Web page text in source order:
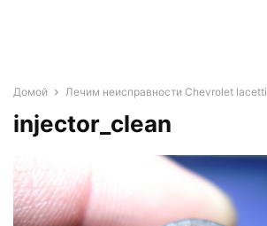
Домой Лечим неисправности Chevrolet lacetti
injector_clean